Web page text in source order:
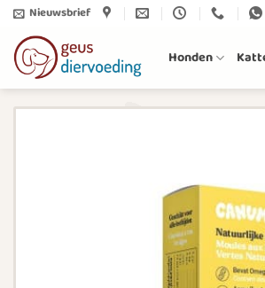
Ga
naar
inhoud
Nieuwsbrief
Honden